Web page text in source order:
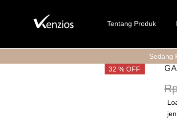
Tentang Produk
Sedang PROMO
32 % OFF